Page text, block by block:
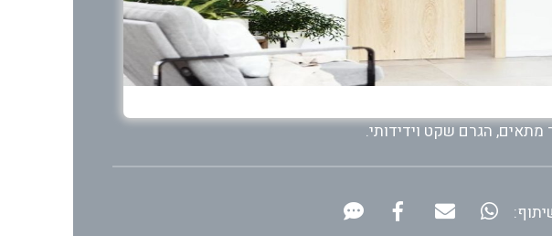
בנויות על קורת בטון מדורגת.
המדרגות העליון מחובר מעקה בטיחות המעוצב בחיתוכים ישרים
שאינם תופסים נפח או מקום ואינם מכבידים על החלל.
מתאים, הגרם שקט וידידותי.